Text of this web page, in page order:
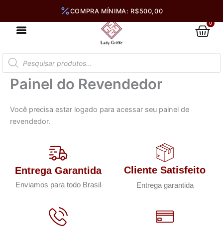
0
Pesquisar
produtos
Painel do Revendedor
Você precisa estar logado para acessar seu painel de
revendedor.
Entrega Garantida
Enviamos para todo Brasil
Cliente Satisfeito
Entrega garantida